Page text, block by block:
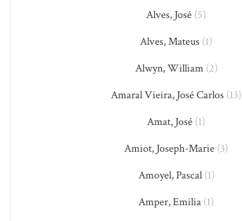
Alves, José (5)
Alves, Mateus (1)
Alwyn, William(2)
Amaral Vieira, José Carlos (13)
Amat, José (1)
Amiot, Joseph-Marie (3)
Amoyel, Pascal(1)
Amper, Emilia (1)